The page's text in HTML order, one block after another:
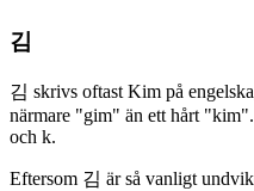
김
김 skrivs oftast Kim på
närmare "gim" än ett hårt
och k.
Eftersom 김 är så vanligt